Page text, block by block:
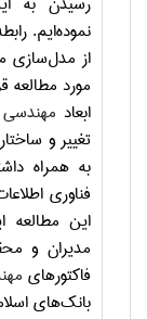
نموده‌ایم.
از مدل‌سازی
مورد مطالعه
ابعاد
تغییر و
به همراه
فناوری
این
مدیران و
فاکتورهای
بانک‌های